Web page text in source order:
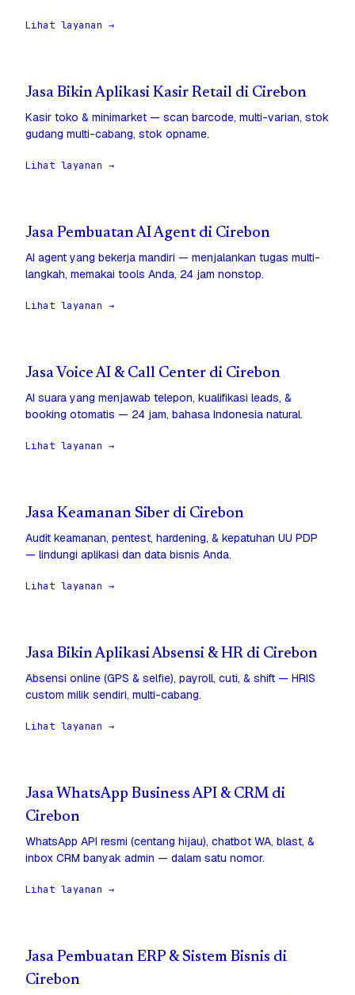
Lihat layanan →
Jasa Bikin Aplikasi Kasir Retail di Cirebon
Kasir toko & minimarket — scan barcode, multi-varian, stok
gudang multi-cabang, stok opname.
Lihat layanan →
Jasa Pembuatan AI Agent di Cirebon
AI agent yang bekerja mandiri — menjalankan tugas multi-
langkah, memakai tools Anda, 24 jam nonstop.
Lihat layanan →
Jasa Voice AI & Call Center di Cirebon
AI suara yang menjawab telepon, kualifikasi leads, &
booking otomatis — 24 jam, bahasa Indonesia natural.
Lihat layanan →
Jasa Keamanan Siber di Cirebon
Audit keamanan, pentest, hardening, & kepatuhan UU PDP
— lindungi aplikasi dan data bisnis Anda.
Lihat layanan →
Jasa Bikin Aplikasi Absensi & HR di Cirebon
Absensi online (GPS & selfie), payroll, cuti, & shift — HRIS
custom milik sendiri, multi-cabang.
Lihat layanan →
Jasa WhatsApp Business API & CRM di
Cirebon
WhatsApp API resmi (centang hijau), chatbot WA, blast, &
inbox CRM banyak admin — dalam satu nomor.
Lihat layanan →
Jasa Pembuatan ERP & Sistem Bisnis di
Cirebon